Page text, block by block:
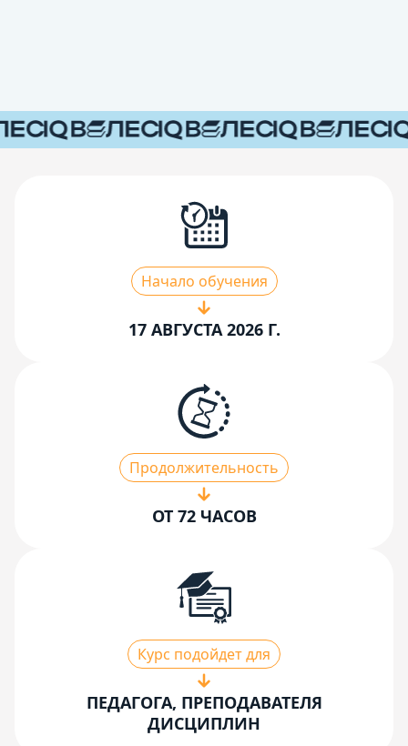
Начало обучения
17 АВГУСТА 2026 Г.
Продолжительность
ОТ 72 ЧАСОВ
Курс подойдет для
ПЕДАГОГА, ПРЕПОДАВАТЕЛЯ
ДИСЦИПЛИН